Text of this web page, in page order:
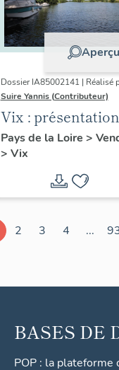
Aperçu
Dossier IA85002141 | Réalisé
Suire Yannis (Contributeur)
Vix :
la commune
Pays de la Loire >
> Vix
2 3 4 ...
BASES DE
POP : la plateforme